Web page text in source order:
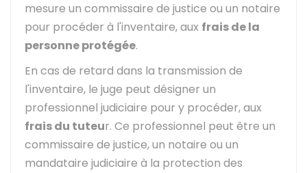
mesure un commissaire de justice ou un notaire
pour procéder à l'inventaire, aux frais de la
personne protégée.
En cas de retard dans la transmission de
l'inventaire, le juge peut désigner un
professionnel judiciaire pour y procéder, aux
frais du tuteur. Ce professionnel peut être un
commissaire de justice, un notaire ou un
mandataire judiciaire à la protection des